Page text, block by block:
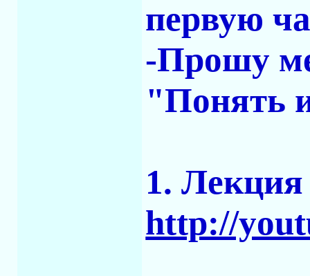
первую
-Прошу
"Понять
1.
http://